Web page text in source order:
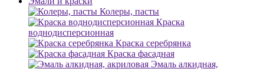
Колеры, пасты
Краска
воднодисперсионная
Краска серебрянка
Краска фасадная
Эмаль алкидная,